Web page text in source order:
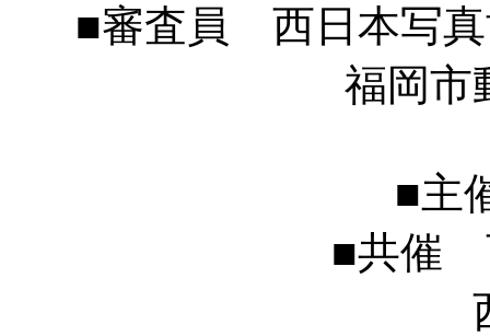
■審査員 西日本写
福岡市動物
■主
■共催
西日